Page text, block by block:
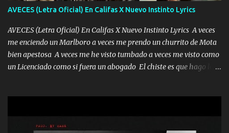
tú mi mal moviendo tu silueta no hay otra que te sea igual te ves
tan especial por eso es que me tientas Aquí estoy no dejaré que se
te acerque nadie porque solo yo tendre el candado 🔒 del a...
AVECES (Letra Oficial) En Califas X Nuevo Instinto Lyrics
AVECES (Letra Oficial) En Califas X Nuevo Instinto Lyrics A veces
me enciendo un Marlboro a veces me prendo un churrito de Mota
bien apestosa A veces me he visto tumbado a veces me visto como
un Licenciado como si fuera un abogado El chiste es que hago lo
corriente no quieren verte subir de level trucha mis plebes Música
A veces me pongo un sombrero a veces me ven la cachucha de lado